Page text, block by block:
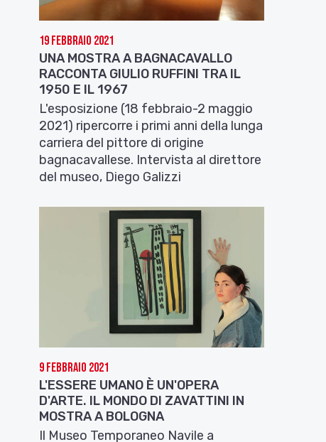
19 Febbraio 2021
UNA MOSTRA A BAGNACAVALLO
RACCONTA GIULIO RUFFINI TRA IL
1950 E IL 1967
L'esposizione (18 febbraio-2 maggio
2021) ripercorre i primi anni della lunga
carriera del pittore di origine
bagnacavallese. Intervista al direttore
del museo, Diego Galizzi
9 Febbraio 2021
L'ESSERE UMANO È UN'OPERA
D'ARTE. IL MONDO DI ZAVATTINI IN
MOSTRA A BOLOGNA
Il Museo Temporaneo Navile a